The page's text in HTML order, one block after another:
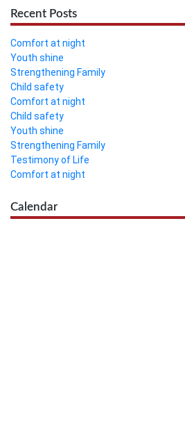
Recent Posts
Comfort at night
Youth shine
Strengthening Family
Child safety
Comfort at night
Child safety
Youth shine
Strengthening Family
Testimony of Life
Comfort at night
Calendar